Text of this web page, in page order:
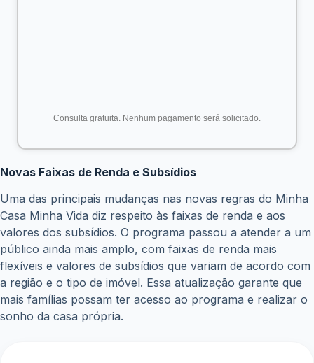
Casa Minha Vida?
Mais acesso à casa própria:As novas regras
ampliam o acesso ao programa para um público
maior, incluindo famílias com renda mais elevada.
Imóveis mais sustentáveis e acessíveis:O
programa incentiva a construção de imóveis mais
sustentáveis e adaptados para pessoas com
necessidades especiais.
Processo de inscrição mais simples:A digitalização
dos processos e a redução da burocracia facilitam a